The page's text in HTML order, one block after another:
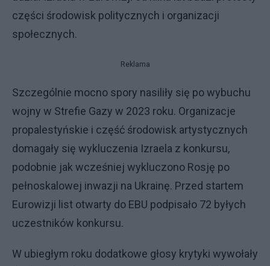
części środowisk politycznych i organizacji
społecznych.
Reklama
Szczególnie mocno spory nasiliły się po wybuchu
wojny w Strefie Gazy w 2023 roku. Organizacje
propalestyńskie i część środowisk artystycznych
domagały się wykluczenia Izraela z konkursu,
podobnie jak wcześniej wykluczono Rosję po
pełnoskalowej inwazji na Ukrainę. Przed startem
Eurowizji list otwarty do EBU podpisało 72 byłych
uczestników konkursu.
W ubiegłym roku dodatkowe głosy krytyki wywołały